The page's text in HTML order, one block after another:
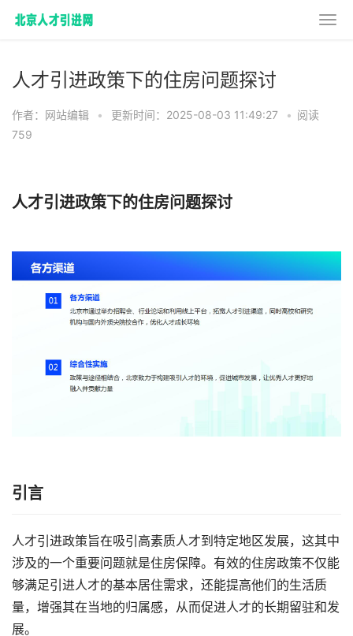
人才引进政策下的住房问题探讨
作者：网站编辑 • 更新时间：2025-08-03 11:49:27 • 阅读
759
人才引进政策下的住房问题探讨
引言
人才引进政策旨在吸引高素质人才到特定地区发展，这其中
涉及的一个重要问题就是住房保障。有效的住房政策不仅能
够满足引进人才的基本居住需求，还能提高他们的生活质
量，增强其在当地的归属感，从而促进人才的长期留驻和发
展。